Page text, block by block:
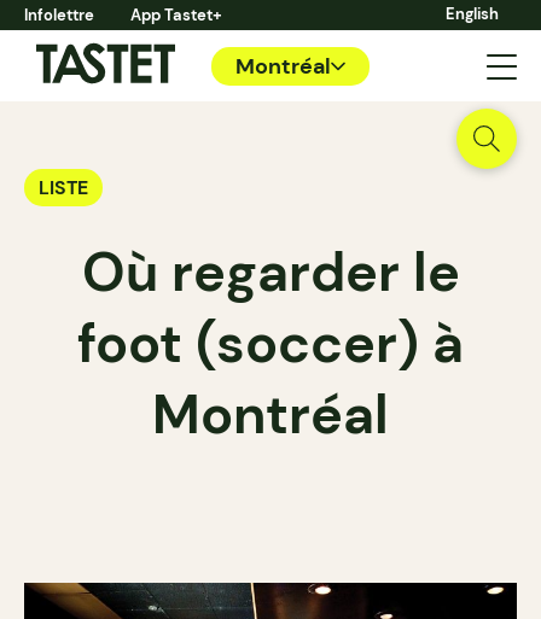
Infolettre App Tastet+ English
Montréal
LISTE
Où regarder le
foot (soccer) à
Montréal